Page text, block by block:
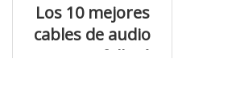
Los 10 mejores
cables de audio
que no te fallarán